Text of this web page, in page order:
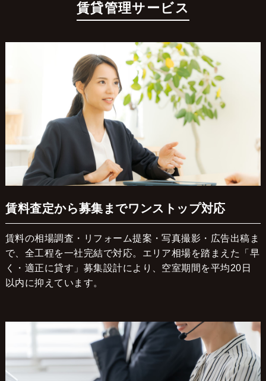
賃貸管理サービス
賃料査定から募集までワンストップ対応
賃料の相場調査・リフォーム提案・写真撮影・広告出稿ま
で、全工程を一社完結で対応。エリア相場を踏まえた「早
く・適正に貸す」募集設計により、空室期間を平均20日
以内に抑えています。